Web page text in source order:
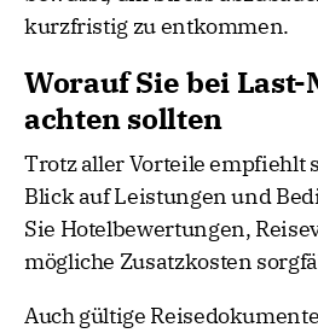
kurzfristig zu entkommen.
Worauf Sie bei
achten sollten
Trotz aller Vorteile empfiehlt
Blick auf Leistungen und
Sie Hotelbewertungen,
mögliche Zusatzkosten
Auch gültige